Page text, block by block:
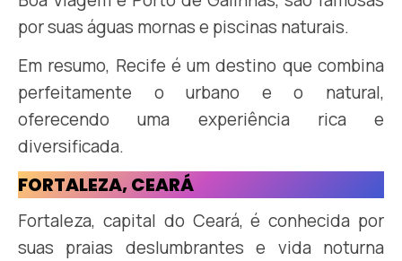
por suas águas mornas e piscinas naturais.
Em resumo, Recife é um destino que combina
perfeitamente o urbano e o natural,
oferecendo uma experiência rica e
diversificada.
FORTALEZA, CEARÁ
Fortaleza, capital do Ceará, é conhecida por
suas praias deslumbrantes e vida noturna